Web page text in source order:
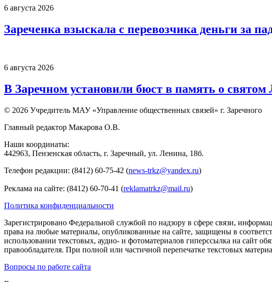
6 августа 2026
Зареченка взыскала с перевозчика деньги за
6 августа 2026
В Заречном установили бюст в память о
© 2026 Учредитель МАУ «Управление общественных связей» г. Заречного
Главный редактор Макарова О.В.
Наши координаты:
442963, Пензенская область, г. Заречный, ул. Ленина, 18б.
Телефон редакции: (8412) 60-75-42 (news-trkz@yandex.ru)
Реклама на сайте: (8412) 60-70-41 (reklamatrkz@mail.ru)
Политика конфиденциальности
Зарегистрировано Федеральной службой по надзору в сфере связи,
права на любые материалы, опубликованные на сайте, защищены в
использовании текстовых, аудио- и фотоматериалов гиперссылка на сайт
правообладателя. При полной или частичной перепечатке текстовых
Вопросы по работе сайта